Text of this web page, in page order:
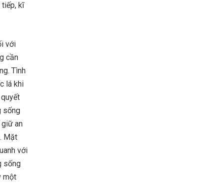
tiếp, kĩ
với
cần
Tình
lá khi
sống
an
Mặt
với
sống
một